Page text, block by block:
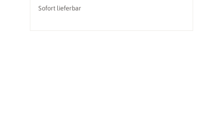
Sofort lieferbar